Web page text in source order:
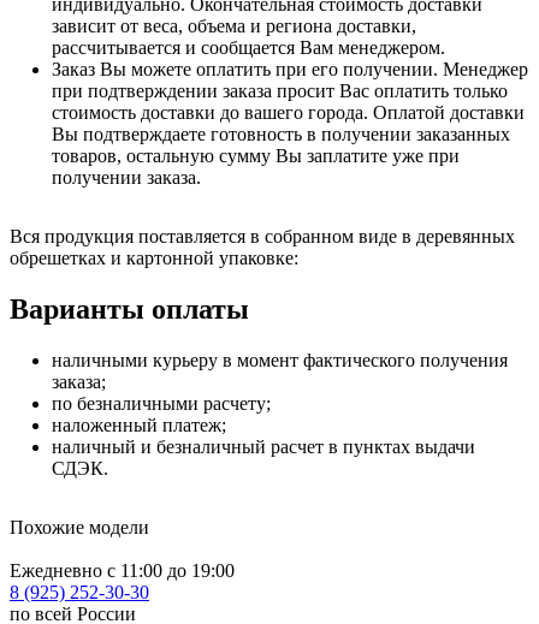
индивидуально. Окончательная стоимость доставки
зависит от веса, объема и региона доставки,
рассчитывается и сообщается Вам менеджером.
Заказ Вы можете оплатить при его получении. Менеджер
при подтверждении заказа просит Вас оплатить только
стоимость доставки до вашего города. Оплатой доставки
Вы подтверждаете готовность в получении заказанных
товаров, остальную сумму Вы заплатите уже при
получении заказа.
Вся продукция поставляется в собранном виде в деревянных
обрешетках и картонной упаковке:
Варианты оплаты
наличными курьеру в момент фактического получения
заказа;
по безналичными расчету;
наложенный платеж;
наличный и безналичный расчет в пунктах выдачи
СДЭК.
Похожие модели
Ежедневно с 11:00 до 19:00
8 (925) 252-30-30
по всей России